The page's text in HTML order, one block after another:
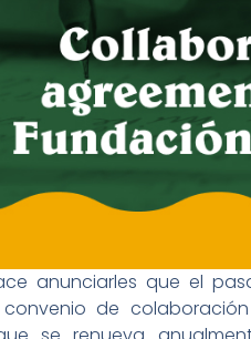
anunciarles que el
de